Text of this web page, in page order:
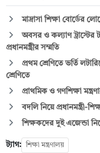
মাদ্রাসা শিক্ষা বোর্ডের
অবসর ও কল্যাণ ট্রাস্টের
প্রধানমন্ত্রীর সম্মতি
প্রথম শ্রেণিতে ভর্তি
শ্রেণিতে
প্রাথমিক ও গণশিক্ষা
বদলি নিয়ে প্রধানমন্ত্রী-
শিক্ষকদের দুই এজেন্ডা নিয়ে
ট্যাগ: শিক্ষা মন্ত্রণালয়